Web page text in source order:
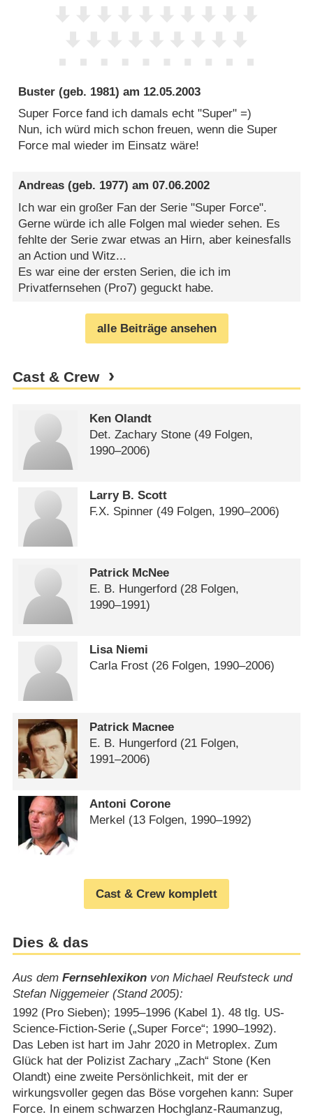
Buster (geb. 1981) am 12.05.2003
Super Force fand ich damals echt "Super" =)
Nun, ich würd mich schon freuen, wenn die Super
Force mal wieder im Einsatz wäre!
Andreas (geb. 1977) am07.06.2002
Ich war ein großer Fan der Serie "Super Force".
Gerne würde ich alle Folgen mal wieder sehen. Es
fehlte der Serie zwar etwas an Hirn, aber keinesfalls
an Action und Witz...
Es war eine der ersten Serien, die ich im
Privatfernsehen (Pro7) geguckt habe.
alle Beiträge ansehen
Cast & Crew
Ken Olandt
Det. Zachary Stone (49 Folgen,
1990⁠–⁠2006)
Larry B. Scott
F.X. Spinner (49 Folgen, 1990⁠–⁠2006)
Patrick McNee
E. B. Hungerford (28 Folgen,
1990⁠–⁠1991)
Lisa Niemi
Carla Frost (26 Folgen, 1990⁠–⁠2006)
Patrick Macnee
E. B. Hungerford (21 Folgen,
1991⁠–⁠2006)
Antoni Corone
Merkel (13 Folgen, 1990⁠–⁠1992)
Cast & Crew komplett
Dies & das
Aus dem Fernsehlexikonvon Michael Reufsteck und
Stefan Niggemeier (Stand 2005):
1992 (Pro Sieben); 1995⁠–⁠1996 (Kabel 1). 48 tlg. US-
Science-Fiction-Serie („Super Force“; 1990⁠–⁠1992).
Das Leben ist hart im Jahr 2020 in Metroplex. Zum
Glück hat der Polizist Zachary „Zach“ Stone (Ken
Olandt) eine zweite Persönlichkeit, mit der er
wirkungsvoller gegen das Böse vorgehen kann: Super
Force. In einem schwarzen Hochglanz-Raumanzug,